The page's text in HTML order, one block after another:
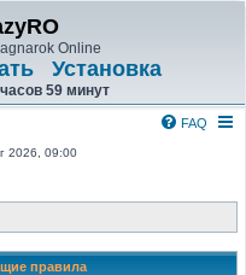
Online
Установка
59 минут
FAQ
2026, 09:00
правила